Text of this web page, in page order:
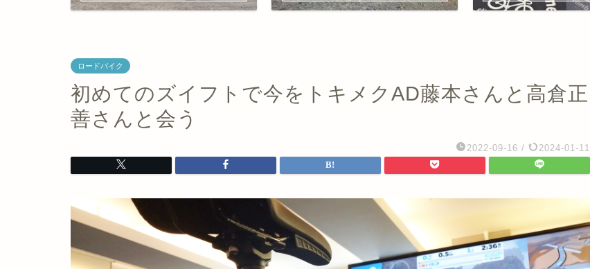
ロードバイク
初めてのズイフトで今をトキメクAD藤本さんと高倉正
善さんと会う
2022-09-16 / 2024-01-11